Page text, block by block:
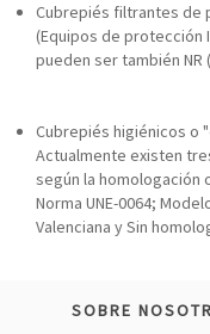
Cubrepiés filtrantes de
(Equipos de protección
pueden ser también NR
Cubrepiés higiénicos o
Actualmente existen
según la homologación
Norma UNE-0064;
Valenciana y Sin
SOBRE